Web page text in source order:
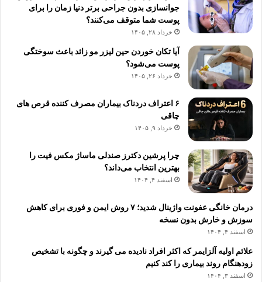
جوانسازی بدون جراحی برتر دنیا زمان را برای
پوست شما متوقف می‌کنند؟
خرداد ۲۸, ۱۴۰۵
آیا تکان خوردن حین لیزر مو زائد باعث سوختگی
پوست می‌شود؟
خرداد ۲۶, ۱۴۰۵
۶ اعتراف دردناک بیماران مصرف کننده قرص های
چاقی
خرداد ۹, ۱۴۰۵
چرا پرشین دکترز صندلی ماساژ مکس فیت را
بهترین انتخاب می‌داند؟
اسفند ۴, ۱۴۰۴
درمان خانگی عفونت واژینال شدید؛ ۷ روش ایمن و فوری برای کاهش
سوزش و خارش بدون نسخه
اسفند ۴, ۱۴۰۴
علائم اولیه آلزایمر که اکثر افراد نادیده می گیرند و چگونه با تشخیص
زودهنگام روند بیماری را کند کنیم
اسفند ۳, ۱۴۰۴